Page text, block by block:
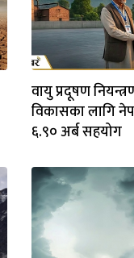
वायु प्रदूषण
विकासका लागि
६.९० अर्ब सहयोग